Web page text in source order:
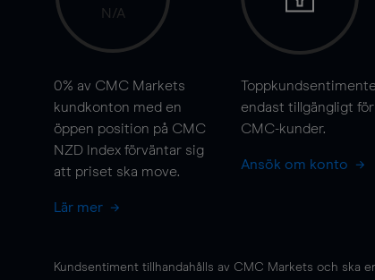
N/A
0% av CMC Markets
kundkonton med en
öppen position på CMC
NZD Index förväntar sig
att priset ska move.
Lär mer
endast tillgängligt för
CMC-kunder.
Ansök om konto
Kundsentiment tillhandahålls av CMC Markets och ska